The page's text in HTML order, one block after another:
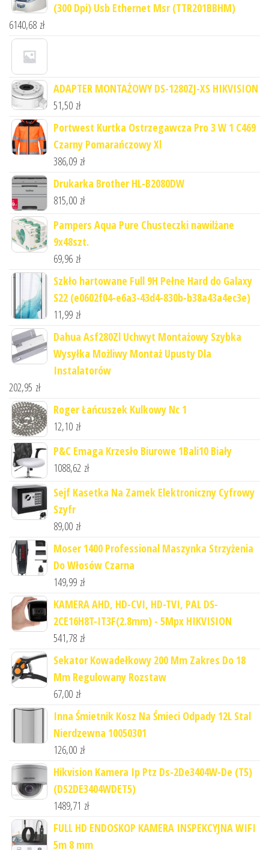
(300 Dpi) Usb Ethernet Msr (TTR201BBHM)
6140,68 zł
ADAPTER MONTAŻOWY DS-1280ZJ-XS HIKVISION
51,50 zł
Portwest Kurtka Ostrzegawcza Pro 3 W 1 C469
Czarny Pomarańczowy Xl
386,09 zł
Drukarka Brother HL-B2080DW
815,00 zł
Pampers Aqua Pure Chusteczki nawilżane
9x48szt.
69,96 zł
Szkło hartowane Full 9H Pełne Hard do Galaxy
S22 (e0602f04-e6a3-43d4-830b-b38a43a4ec3e)
11,99 zł
Dahua Asf280Zl Uchwyt Montażowy Szybka
Wysyłka Możliwy Montaż Upusty Dla
Instalatorów
202,95 zł
Roger Łańcuszek Kulkowy Nc 1
12,10 zł
P&C Emaga Krzesło Biurowe 1Bali10 Biały
1088,62 zł
Sejf Kasetka Na Zamek Elektroniczny Cyfrowy
Szyfr
89,00 zł
Moser 1400 Professional Maszynka Strzyżenia
Do Włosów Czarna
149,99 zł
KAMERA AHD, HD-CVI, HD-TVI, PAL DS-
2CE16H8T-IT3F(2.8mm) - 5Mpx HIKVISION
541,78 zł
Sekator Kowadełkowy 200 Mm Zakres Do 18
Mm Regulowany Rozstaw
67,00 zł
Inna Śmietnik Kosz Na Śmieci Odpady 12L Stal
Nierdzewna 10050301
126,00 zł
Hikvision Kamera Ip Ptz Ds-2De3404W-De (T5)
(DS2DE3404WDET5)
1489,71 zł
FULL HD ENDOSKOP KAMERA INSPEKCYJNA WIFI
5m 8 mm